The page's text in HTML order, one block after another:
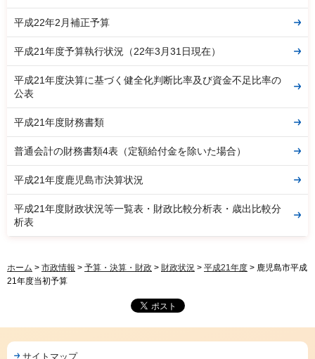
平成22年2月補正予算
平成21年度予算執行状況（22年3月31日現在）
平成21年度決算に基づく健全化判断比率及び資金不足比率の
公表
平成21年度財務書類
普通会計の財務書類4表（定額給付金を除いた場合）
平成21年度鹿児島市決算状況
平成21年度財政状況等一覧表・財政比較分析表・歳出比較分
析表
ホーム > 市政情報 > 予算・決算・財政 > 財政状況 > 平成21年度 > 鹿児島市平成
21年度当初予算
サイトマップ